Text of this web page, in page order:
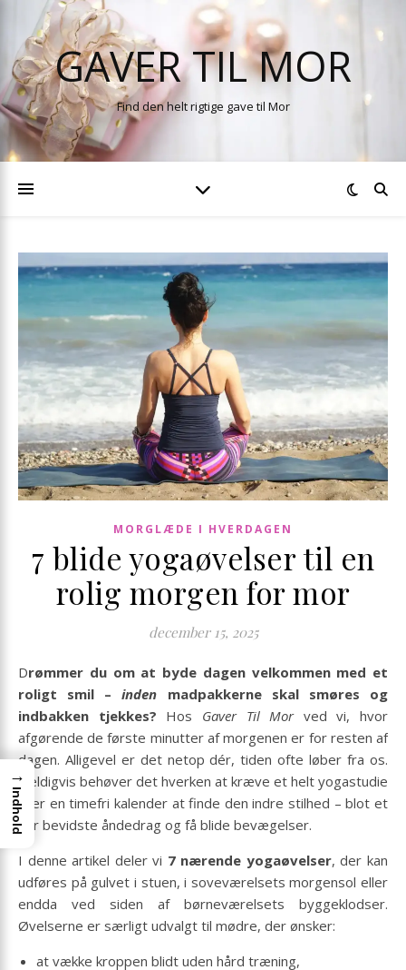
GAVER TIL MOR
Find den helt rigtige gave til Mor
MORGLÆDE I HVERDAGEN
7 blide yogaøvelser til en
rolig morgen for mor
december 15, 2025
Drømmer du om at byde dagen velkommen med et
roligt smil –inden madpakkerne skal smøres og
indbakken tjekkes? Hos Gaver Til Morved vi, hvor
afgørende de første minutter af morgenen er for resten af
dagen. Alligevel er det netop dér, tiden ofte løber fra os.
Heldigvis behøver det hverken at kræve et helt yogastudie
eller en timefri kalender at finde den indre stilhed – blot et
par bevidste åndedrag og få blide bevægelser.
I denne artikel deler vi 7 nærende yogaøvelser, der kan
udføres på gulvet i stuen, i soveværelsets morgensol eller
endda ved siden af børneværelsets byggeklodser.
Øvelserne er særligt udvalgt til mødre, der ønsker:
at vække kroppen blidt uden hård træning,
→
Indhold